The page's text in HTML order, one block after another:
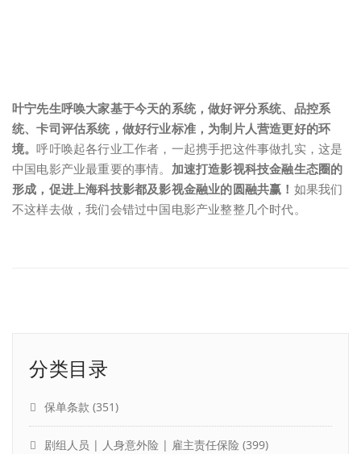
叶宁先生呼唤大家基于今天的系统，做好评分系统、品控系
统、卡司评估系统，做好行业标准，为制片人营造更好的环
境。呼吁唤起各行业工作者，一起携手把这件事做扎实，这是
中国电影产业最重要的事情。 加速打造影视科技金融生态圈的
形成，促进上海科技影都及影视金融业的圆融共赢！ 如果我们
不这样去做，我们会错过中国电影产业整整几个时代。
分类目录
保单条款 (351)
剧组人员 | 人身意外险 | 雇主责任保险 (399)